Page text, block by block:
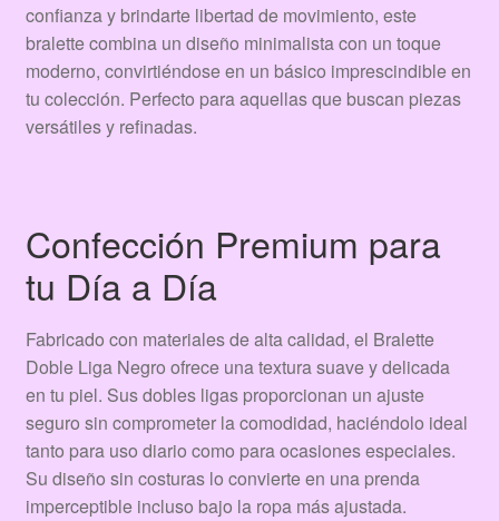
confianza y brindarte libertad de movimiento, este
bralette combina un diseño minimalista con un toque
moderno, convirtiéndose en un básico imprescindible en
tu colección. Perfecto para aquellas que buscan piezas
versátiles y refinadas.
Confección Premium para
tu Día a Día
Fabricado con materiales de alta calidad, el Bralette
Doble Liga Negro ofrece una textura suave y delicada
en tu piel. Sus dobles ligas proporcionan un ajuste
seguro sin comprometer la comodidad, haciéndolo ideal
tanto para uso diario como para ocasiones especiales.
Su diseño sin costuras lo convierte en una prenda
imperceptible incluso bajo la ropa más ajustada.